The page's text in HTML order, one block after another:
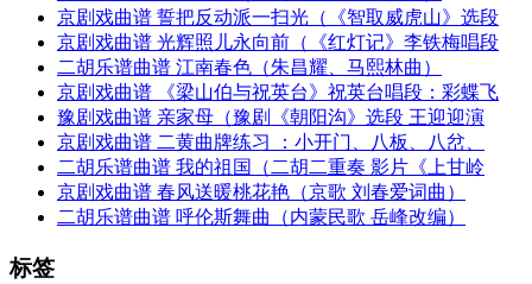
京剧戏曲谱 誓把反动派一扫光（《智取威虎山》选段
京剧戏曲谱 光辉照儿永向前（《红灯记》李铁梅唱段
二胡乐谱曲谱 江南春色（朱昌耀、马熙林曲）
京剧戏曲谱 《梁山伯与祝英台》祝英台唱段：彩蝶飞
豫剧戏曲谱 亲家母（豫剧《朝阳沟》选段 王迎迎演
京剧戏曲谱 二黄曲牌练习 ：小开门、八板、八岔、
二胡乐谱曲谱 我的祖国（二胡二重奏 影片《上甘岭
京剧戏曲谱 春风送暖桃花艳（京歌 刘春爱词曲）
二胡乐谱曲谱 呼伦斯舞曲（内蒙民歌 岳峰改编）
标签